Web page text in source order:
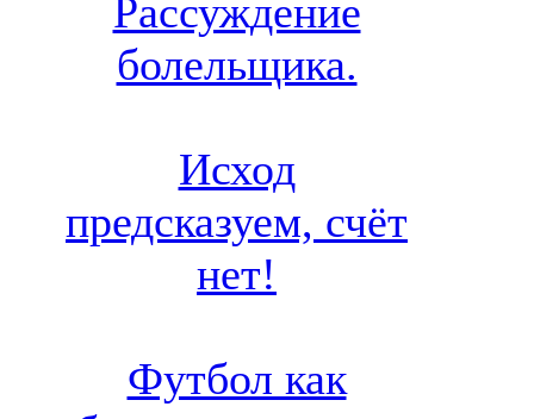
Рассуждение
болельщика.
Исход
предсказуем, счёт
нет!
Футбол как